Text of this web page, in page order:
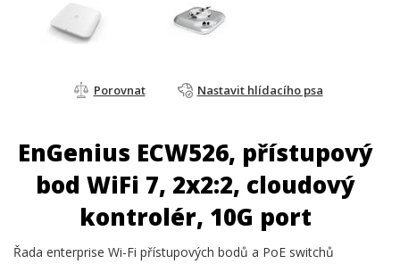
Porovnat Nastavit hlídacího psa
EnGenius ECW526, přístupový
bod WiFi 7, 2x2:2, cloudový
kontrolér, 10G port
Řada enterprise Wi-Fi přístupových bodů a PoE switchů